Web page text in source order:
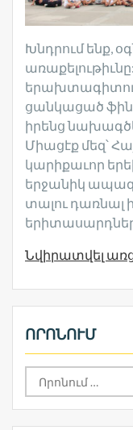
Խնդրում ենք,
ցանկացած
իրենց
Միացէք մեզ՝
կարիքաւոր
երջանիկ
տալու դառնալ
Նվիրատվել
ՈՐՈՆՈՒՄ
Որոնել՝